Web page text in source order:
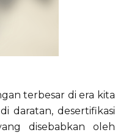
terbesar di era kita
daratan, desertifikasi
disebabkan oleh